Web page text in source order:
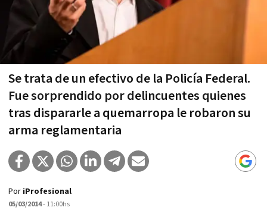
Se trata de un efectivo de la Policía Federal.
Fue sorprendido por delincuentes quienes
tras dispararle a quemarropa le robaron su
arma reglamentaria
Por iProfesional
05/03/2014- 11:00hs